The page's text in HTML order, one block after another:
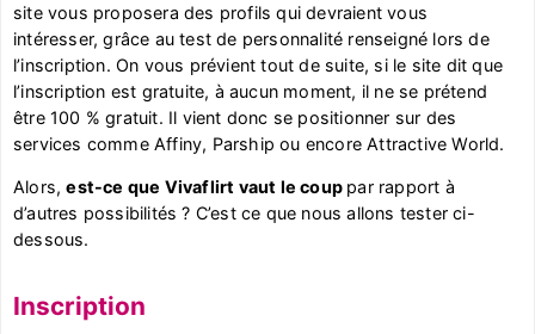
site vous proposera des profils qui devraient vous
intéresser, grâce au test de personnalité renseigné lors de
l’inscription. On vous prévient tout de suite, si le site dit que
l’inscription est gratuite, à aucun moment, il ne se prétend
être 100 % gratuit. Il vient donc se positionner sur des
services comme Affiny, Parship ou encore Attractive World.
Alors,est-ce que Vivaflirt vaut le coup par rapport à
d’autres possibilités ? C’est ce que nous allons tester ci-
dessous.
Inscription